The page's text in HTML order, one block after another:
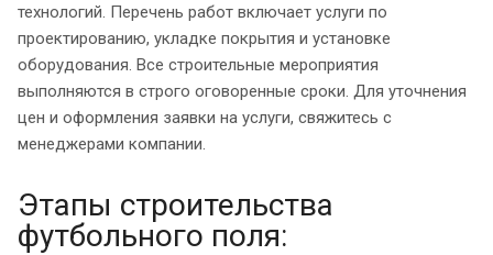
технологий. Перечень работ включает услуги по
проектированию, укладке покрытия и установке
оборудования. Все строительные мероприятия
выполняются в строго оговоренные сроки. Для уточнения
цен и оформления заявки на услуги, свяжитесь с
менеджерами компании.
Этапы строительства
футбольного поля: